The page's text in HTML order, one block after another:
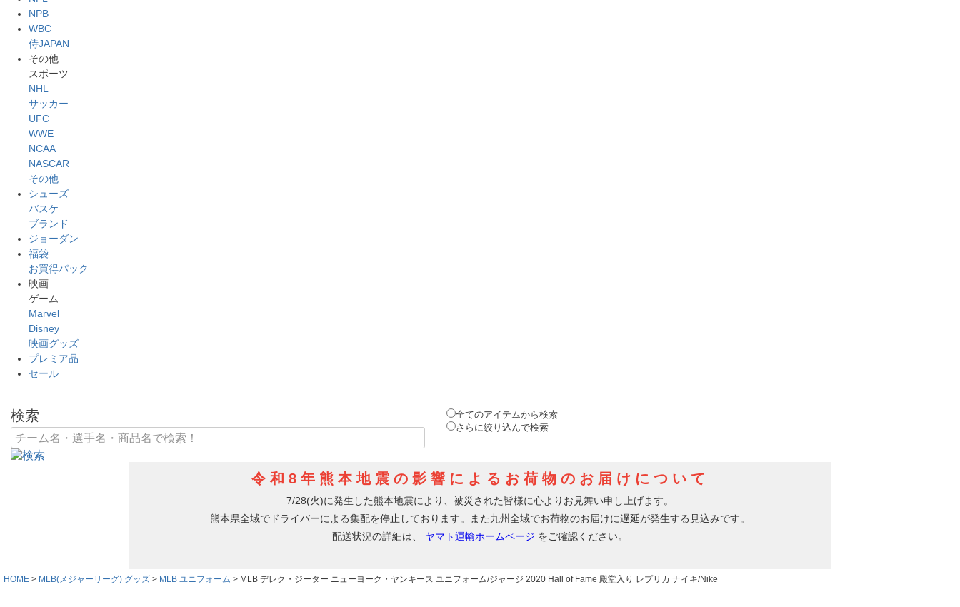
NPB
WBC
侍JAPAN
その他
スポーツ
NHL
サッカー
UFC
WWE
NCAA
NASCAR
その他
シューズ
バスケ
ブランド
ジョーダン
福袋
お買得パック
映画
ゲーム
Marvel
Disney
映画グッズ
プレミア品
セール
検索
全てのアイテムから検索
さらに絞り込んで検索
HOME MLB(メジャーリーグ) グッズ MLB ユニフォーム MLB デレク・ジーター ニューヨーク・ヤンキース ユニフォーム/ジャージ 2020 Hall of Fame 殿堂入り レプリカ ナイキ/Nike